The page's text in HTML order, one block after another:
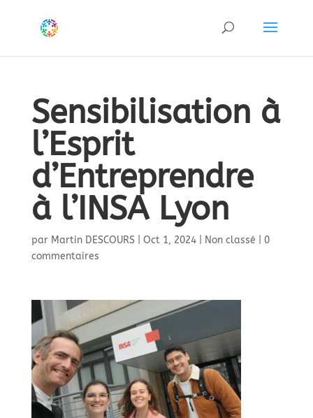
Sensibilisation à
l’Esprit
d’Entreprendre
à l’INSA Lyon
par Martin DESCOURS| Oct 1, 2024| Non classé
0
commentaires